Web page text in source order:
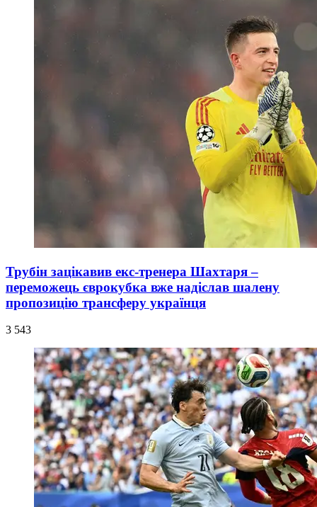
Трубін зацікавив екс-тренера Шахтаря –
переможець єврокубка вже надіслав шалену
пропозицію трансферу українця
3 543